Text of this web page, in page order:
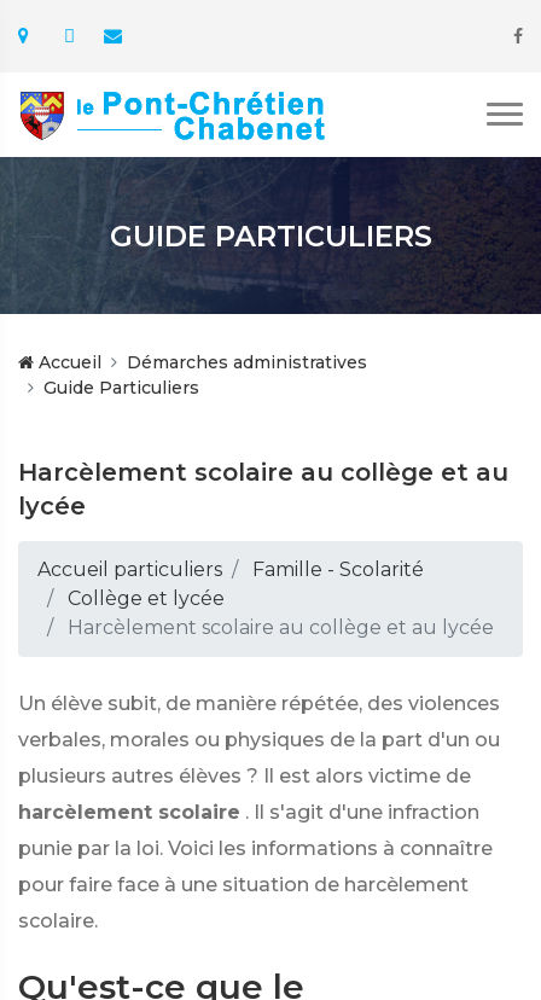
GUIDE PARTICULIERS
Accueil
Démarches administratives
Guide Particuliers
Harcèlement scolaire au collège et au
lycée
Accueil particuliers
Famille - Scolarité
Collège et lycée
Harcèlement scolaire au collège et au lycée
Un élève subit, de manière répétée, des violences
verbales, morales ou physiques de la part d'un ou
plusieurs autres élèves ? Il est alors victime de
harcèlement scolaire . Il s'agit d'une infraction
punie par la loi. Voici les informations à connaître
pour faire face à une situation de harcèlement
scolaire.
Qu'est-ce que le